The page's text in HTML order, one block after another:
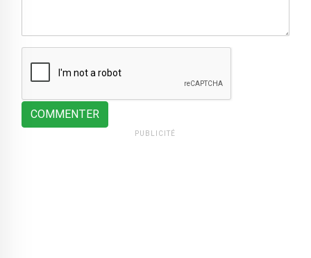
COMMENTER
PUBLICITÉ